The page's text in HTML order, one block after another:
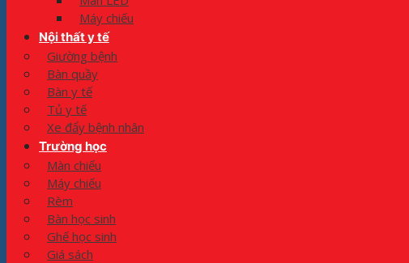
Máy chiếu
Nội thất y tế
Giường bệnh
Bàn quầy
Bàn y tế
Tủ y tế
Xe đẩy bệnh nhân
Trường học
Màn chiếu
Máy chiếu
Rèm
Bàn học sinh
Ghế học sinh
Giá sách